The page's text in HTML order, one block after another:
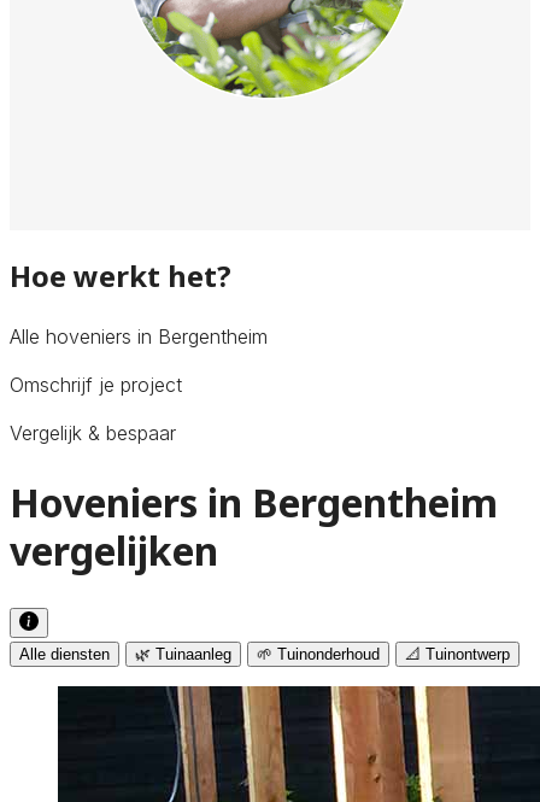
Hoe werkt het?
Alle hoveniers in Bergentheim
Omschrijf je project
Vergelijk & bespaar
Hoveniers in Bergentheim
vergelijken
Alle diensten 🌿 Tuinaanleg 🌱 Tuinonderhoud 📐 Tuinontwerp